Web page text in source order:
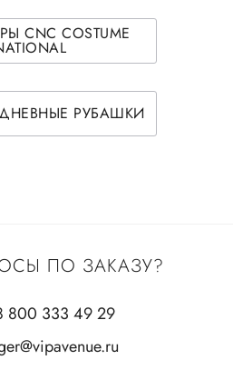
CNC COSTUME
РУБАШКИ
ПО ЗАКАЗУ?
800 333 49 29